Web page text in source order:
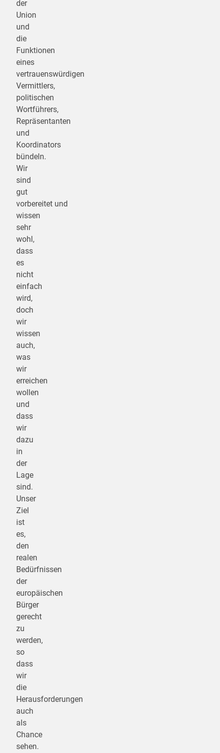
der
Union
und
die
Funktionen
eines
vertrauenswürdigen
Vermittlers,
politischen
Wortführers,
Repräsentanten
und
Koordinators
bündeln.
Wir
sind
gut
vorbereitet und
wissen
sehr
wohl,
dass
es
nicht
einfach
wird,
doch
wir
wissen
auch,
was
wir
erreichen
wollen
und
dass
wir
dazu
in
der
Lage
sind.
Unser
Ziel
ist
es,
den
realen
Bedürfnissen
der
europäischen
Bürger
gerecht
zu
werden,
so
dass
wir
die
Herausforderungen
auch
als
Chance
sehen.